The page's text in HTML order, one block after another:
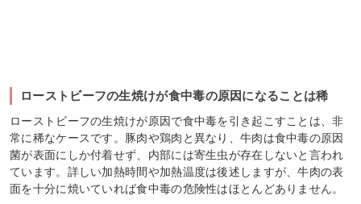
ローストビーフの生焼けが食中毒の原因になることは稀
ローストビーフの生焼けが原因で食中毒を引き起こすことは、非
常に稀なケースです。豚肉や鶏肉と異なり、牛肉は食中毒の原因
菌が表面にしか付着せず、内部には寄生虫が存在しないと言われ
ています。詳しい加熱時間や加熱温度は後述しますが、牛肉の表
面を十分に焼いていれば食中毒の危険性はほとんどありません。